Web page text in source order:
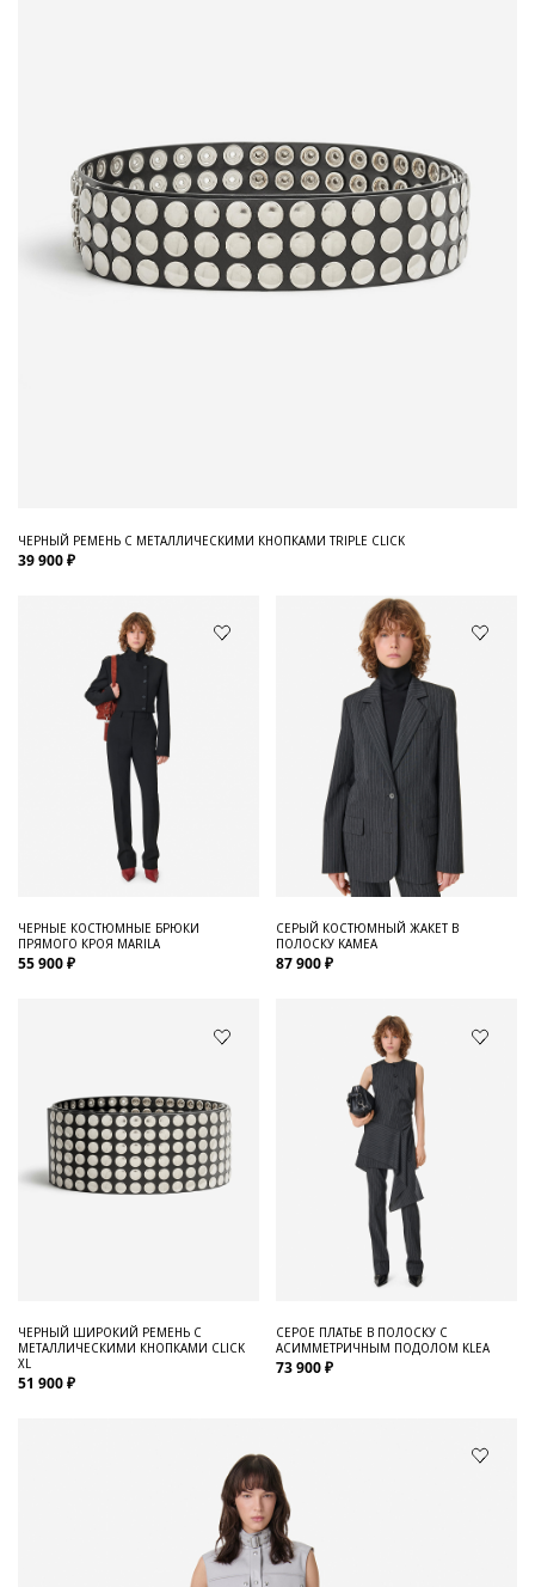
ЧЕРНЫЙ РЕМЕНЬ С МЕТАЛЛИЧЕСКИМИ КНОПКАМИ TRIPLE CLICK
39 900 ₽
ЧЕРНЫЕ КОСТЮМНЫЕ БРЮКИ
ПРЯМОГО КРОЯ MARILA
55 900 ₽
СЕРЫЙ КОСТЮМНЫЙ ЖАКЕТ В
ПОЛОСКУ KAMEA
87 900 ₽
ЧЕРНЫЙ ШИРОКИЙ РЕМЕНЬ С
МЕТАЛЛИЧЕСКИМИ КНОПКАМИ CLICK
XL
51 900 ₽
СЕРОЕ ПЛАТЬЕ В ПОЛОСКУ С
АСИММЕТРИЧНЫМ ПОДОЛОМ KLEA
73 900 ₽